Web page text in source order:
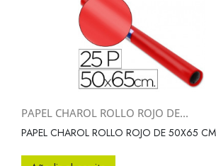
Vista rápida
PAPEL CHAROL ROLLO ROJO DE...
PAPEL CHAROL ROLLO ROJO DE 50X65 CM